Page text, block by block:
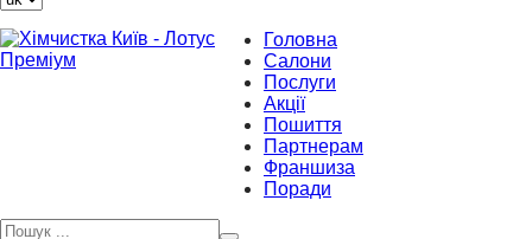
Головна
Салони
Послуги
Акції
Пошиття
Партнерам
Франшиза
Поради